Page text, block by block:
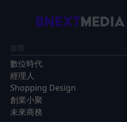
媒體
數位時代
經理人
Shopping Design
創業小聚
未來商務